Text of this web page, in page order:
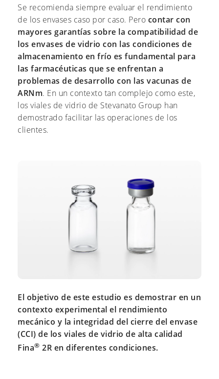
Se recomienda siempre evaluar el rendimiento
de los envases caso por caso. Pero contar con
mayores garantías sobre la compatibilidad de
los envases de vidrio con las condiciones de
almacenamiento en frío es fundamental para
las farmacéuticas que se enfrentan a
problemas de desarrollo con las vacunas de
ARNm. En un contexto tan complejo como este,
los viales de vidrio de Stevanato Group han
demostrado facilitar las operaciones de los
clientes.
El objetivo de este estudio es demostrar en un
contexto experimental el rendimiento
mecánico y la integridad del cierre del envase
(CCI) de los viales de vidrio de alta calidad
Fina® 2R en diferentes condiciones.